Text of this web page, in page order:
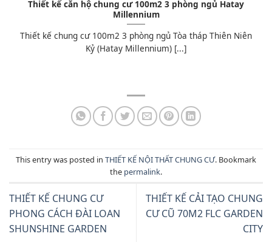
Thiết kế căn hộ chung cư 100m2 3 phòng ngủ Hatay
Millennium
Thiết kế chung cư 100m2 3 phòng ngủ Tòa tháp Thiên Niên
Kỷ (Hatay Millennium) [...]
This entry was posted in THIẾT KẾ NỘI THẤT CHUNG CƯ. Bookmark
the permalink.
THIẾT KẾ CHUNG CƯ
PHONG CÁCH ĐÀI LOAN
SHUNSHINE GARDEN
THIẾT KẾ CẢI TẠO CHUNG
CƯ CŨ 70M2 FLC GARDEN
CITY